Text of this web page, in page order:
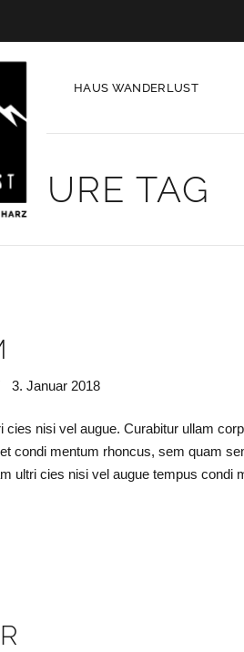
HAUS WANDERLUST
TAG
3. Januar 2018
cies nisi vel augue. Curabitur ullam
condi mentum rhoncus, sem quam
ultri cies nisi vel augue tempus condi